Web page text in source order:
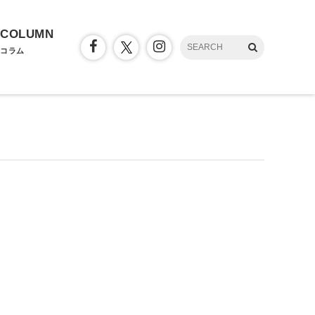
COLUMN
コラム